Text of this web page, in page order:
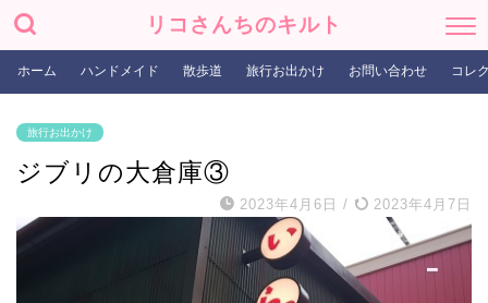
リコさんちのキルト
ホーム ハンドメイド 散歩道 旅行お出かけ お問い合わせ コレ
旅行お出かけ
ジブリの大倉庫③
2023年4月6日 / 2023年4月7日